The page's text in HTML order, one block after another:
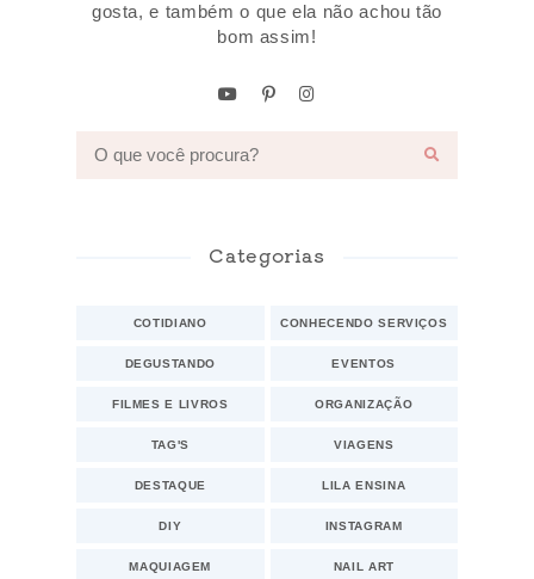
gosta, e também o que ela não achou tão
bom assim!
Categorias
COTIDIANO CONHECENDO SERVIÇOS
DEGUSTANDO EVENTOS
FILMES E LIVROS ORGANIZAÇÃO
TAG'S VIAGENS
DESTAQUE LILA ENSINA
DIY INSTAGRAM
MAQUIAGEM NAIL ART